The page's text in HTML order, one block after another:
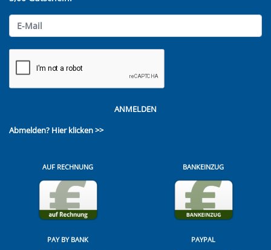
ANMELDEN
Abmelden? Hier klicken >>
AUF RECHNUNG BANKEINZUG
PAY BY BANK PAYPAL